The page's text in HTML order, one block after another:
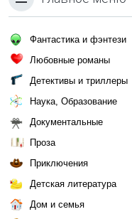
Фантастика и фэнтези
Любовные романы
Детективы и триллеры
Наука, Образование
Документальные
Проза
Приключения
Детская литература
Дом и семья